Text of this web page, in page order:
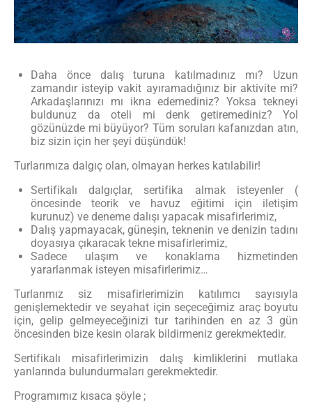
Daha önce dalış turuna katılmadınız mı? Uzun
zamandır isteyip vakit ayıramadığınız bir aktivite mi?
Arkadaşlarınızı mı ikna edemediniz? Yoksa tekneyi
buldunuz da oteli mi denk getiremediniz? Yol
gözünüzde mi büyüyor? Tüm soruları kafanızdan atın,
biz sizin için her şeyi düşündük!
Turlarımıza dalgıç olan, olmayan herkes katılabilir!
Sertifikalı dalgıçlar, sertifika almak isteyenler (
öncesinde teorik ve havuz eğitimi için iletişim
kurunuz) ve deneme dalışı yapacak misafirlerimiz,
Dalış yapmayacak, güneşin, teknenin ve denizin tadını
doyasıya çıkaracak tekne misafirlerimiz,
Sadece ulaşım ve konaklama hizmetinden
yararlanmak isteyen misafirlerimiz…
Turlarımız siz misafirlerimizin katılımcı sayısıyla
genişlemektedir ve seyahat için seçeceğimiz araç boyutu
için, gelip gelmeyeceğinizi tur tarihinden en az 3 gün
öncesinden bize kesin olarak bildirmeniz gerekmektedir.
Sertifikalı misafirlerimizin dalış kimliklerini mutlaka
yanlarında bulundurmaları gerekmektedir.
Programımız kısaca şöyle ;